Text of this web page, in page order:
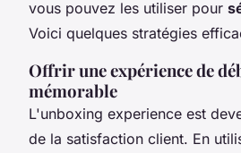
vous pouvez les utiliser pour
Voici quelques stratégies
Offrir une expérience de
mémorable
L'unboxing experience est
de la satisfaction client. En